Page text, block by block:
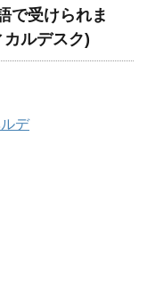
で受けられま
ルデスク)